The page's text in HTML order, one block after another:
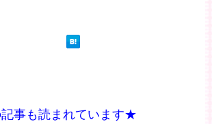
事も読まれています★